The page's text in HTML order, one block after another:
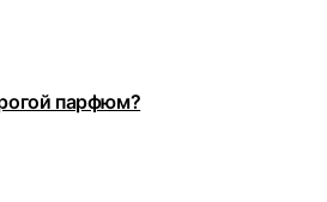
парфюм?